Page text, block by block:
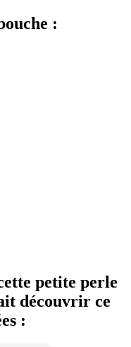
:
petite perle
découvrir ce
: